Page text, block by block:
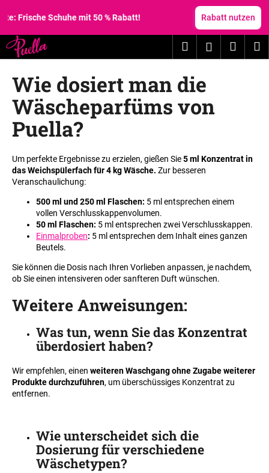
Inhalt
Schuhe mit 50 % Rabatt! Rabatt nutzen
SuchenLogin
Wie dosiert man die
Wäscheparfüms von
Puella?
Um perfekte Ergebnisse zu erzielen, gießen Sie5 ml Konzentrat in
das Weichspülerfach für 4 kg Wäsche. Zur besseren
Veranschaulichung:
500 ml und 250 ml Flaschen: 5 ml entsprechen einem
vollen Verschlusskappenvolumen.
50 ml Flaschen: 5 ml entsprechen zwei Verschlusskappen.
Einmalproben: 5 ml entsprechen dem Inhalt eines ganzen
Beutels.
Sie können die Dosis nach Ihren Vorlieben anpassen, je nachdem,
ob Sie einen intensiveren oder sanfteren Duft wünschen.
Weitere Anweisungen:
Was tun, wenn Sie das Konzentrat
überdosiert haben?
Wir empfehlen, einen weiteren Waschgang ohne Zugabe weiterer
Produkte durchzuführen, um überschüssiges Konzentrat zu
entfernen.
Wie unterscheidet sich die
Dosierung für verschiedene
Wäschetypen?
r
e zum
zum
W
a
s
s
u
h
e
n
W
i
r